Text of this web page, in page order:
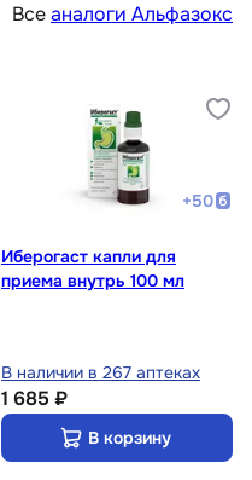
Всеаналоги Альфазокс
+50
Иберогаст капли для
приема внутрь 100 мл
В наличии в 267 аптеках
1 685 ₽
В корзину